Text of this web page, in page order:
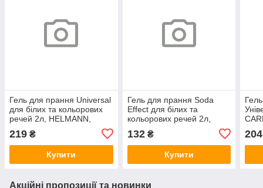
Гель для прання Universal
для білих та кольорових
речей 2л, HELMANN,
219 ₴
Купити
Гель для прання Soda
Effect для білих та
кольорових речей 2л,
132₴
Купити
204
Акційні пропозиції та новинки